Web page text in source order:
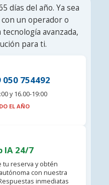
días del año. Ya sea
un operador o
avanzada,
para ti.
754492
y 16.00-19:00
EL AÑO
IA 24/7
tu reserva y obtén
con nuestra
inmediatas